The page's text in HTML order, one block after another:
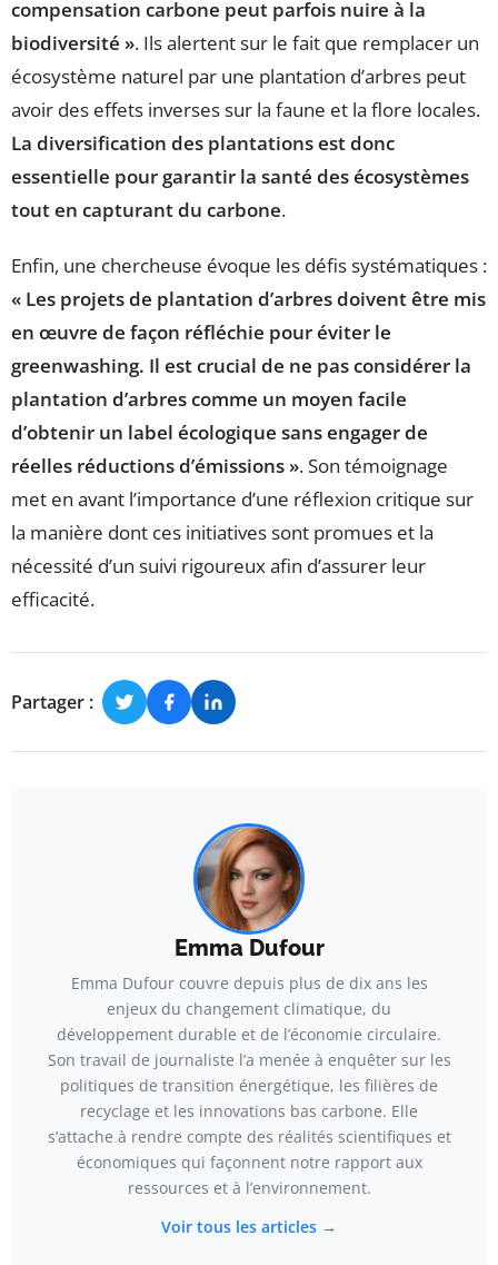
compensation carbone peut parfois nuire à la
biodiversité ». Ils alertent sur le fait que remplacer un
écosystème naturel par une plantation d’arbres peut
avoir des effets inverses sur la faune et la flore locales.
La diversification des plantations est donc
essentielle pour garantir la santé des écosystèmes
tout en capturant du carbone.
Enfin, une chercheuse évoque les défis systématiques :
« Les projets de plantation d’arbres doivent être mis
en œuvre de façon réfléchie pour éviter le
greenwashing. Il est crucial de ne pas considérer la
plantation d’arbres comme un moyen facile
d’obtenir un label écologique sans engager de
réelles réductions d’émissions ». Son témoignage
met en avant l’importance d’une réflexion critique sur
la manière dont ces initiatives sont promues et la
nécessité d’un suivi rigoureux afin d’assurer leur
efficacité.
Partager :
Emma Dufour
Emma Dufour couvre depuis plus de dix ans les
enjeux du changement climatique, du
développement durable et de l’économie circulaire.
Son travail de journaliste l’a menée à enquêter sur les
politiques de transition énergétique, les filières de
recyclage et les innovations bas carbone. Elle
s’attache à rendre compte des réalités scientifiques et
économiques qui façonnent notre rapport aux
ressources et à l’environnement.
Voir tous les articles →